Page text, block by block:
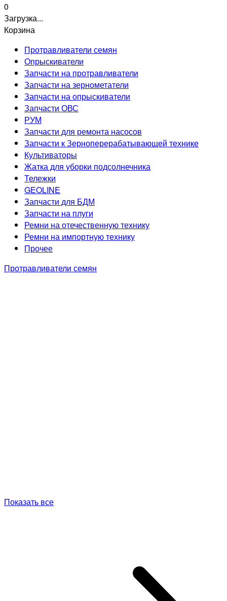
0
Загрузка...
Корзина
Протравливатели семян
Опрыскиватели
Запчасти на протравливатели
Запчасти на зернометатели
Запчасти на опрыскиватели
Запчасти ОВС
РУМ
Запчасти для ремонта насосов
Запчасти к Зерноперерабатывающей технике
Культиваторы
Жатка для уборки подсолнечника
Тележки
GEOLINE
Запчасти для БДМ
Запчасти на плуги
Ремни на отечественную технику
Ремни на импортную технику
Прочее
Протравливатели семян
Показать все